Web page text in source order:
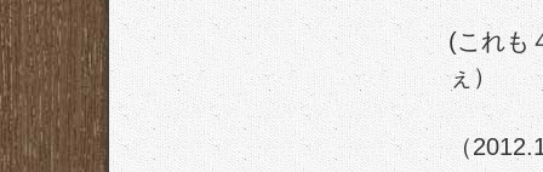
(これも
ぇ）
（